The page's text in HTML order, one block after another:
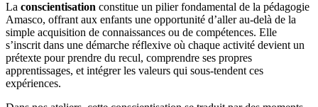
La conscientisation constitue un pilier fondamental de la pédagogie
Amasco, offrant aux enfants une opportunité d’aller au-delà de la
simple acquisition de connaissances ou de compétences. Elle
s’inscrit dans une démarche réflexive où chaque activité devient un
prétexte pour prendre du recul, comprendre ses propres
apprentissages, et intégrer les valeurs qui sous-tendent ces
expériences.